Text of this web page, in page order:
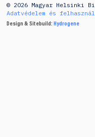
© 2026 Magyar Helsinki
Adatvédelem és
Design & Sitebuild:Hydrogene